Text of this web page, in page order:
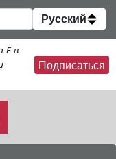
Русский
F в
Подписаться